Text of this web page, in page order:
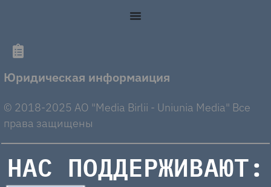
Юридическая информаиция
© 2018-2025 AO "Media Birlii - Uniunia Media" Все
права защищены
НАС ПОДДЕРЖИВАЮТ: